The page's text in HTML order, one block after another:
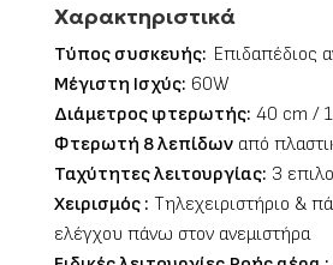
Χαρακτηριστικά
Τύπος συσκευής: Επιδαπέδιος
Μέγιστη Ισχύς: 60W
Διάμετρος φτερωτής: 40 cm /
Φτερωτή 8 λεπίδων από
Ταχύτητες λειτουργίας: 3
Χειρισμός : Τηλεχειριστήριο &
ελέγχου πάνω στον ανεμιστήρα